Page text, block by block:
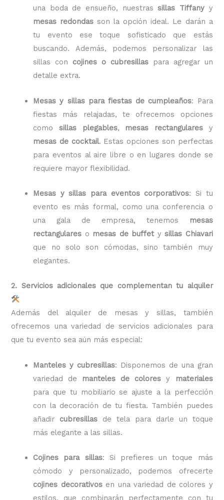
una boda de ensueño, nuestrassillas Tiffanyy
mesas redondas son la opción ideal. Le darán a
tu evento ese toque sofisticado que estás
buscando. Además, podemos personalizar las
sillas con cojines o cubresillaspara agregar un
detalle extra.
Mesas y sillas para fiestas de cumpleaños: Para
fiestas más relajadas, te ofrecemos opciones
como sillas plegables, mesas rectangularesy
mesas de cocktail. Estas opciones son perfectas
para eventos al aire libre o en lugares donde se
requiere mayor flexibilidad.
Mesas y sillas para eventos corporativos: Si tu
evento es más formal, como una conferencia o
una gala de empresa, tenemos
mesas
rectangulares o mesas de buffetysillas Chiavari
que no solo son cómodas, sino también muy
elegantes.
2. Servicios adicionales que complementan tu alquiler
Además del alquiler de mesas y sillas, también
ofrecemos una variedad de servicios adicionales para
que tu evento sea aún más especial:
Manteles y cubresillas: Disponemos de una gran
variedad de manteles de colores y
materiales
para que tu mobiliario se ajuste a la perfección
con la decoración de tu fiesta. También puedes
añadir cubresillas de tela para darle un toque
más elegante a las sillas.
Cojines para sillas: Si prefieres un toque más
cómodo y personalizado, podemos ofrecerte
cojines decorativosen una variedad de colores y
estilos, que combinarán perfectamente con tu